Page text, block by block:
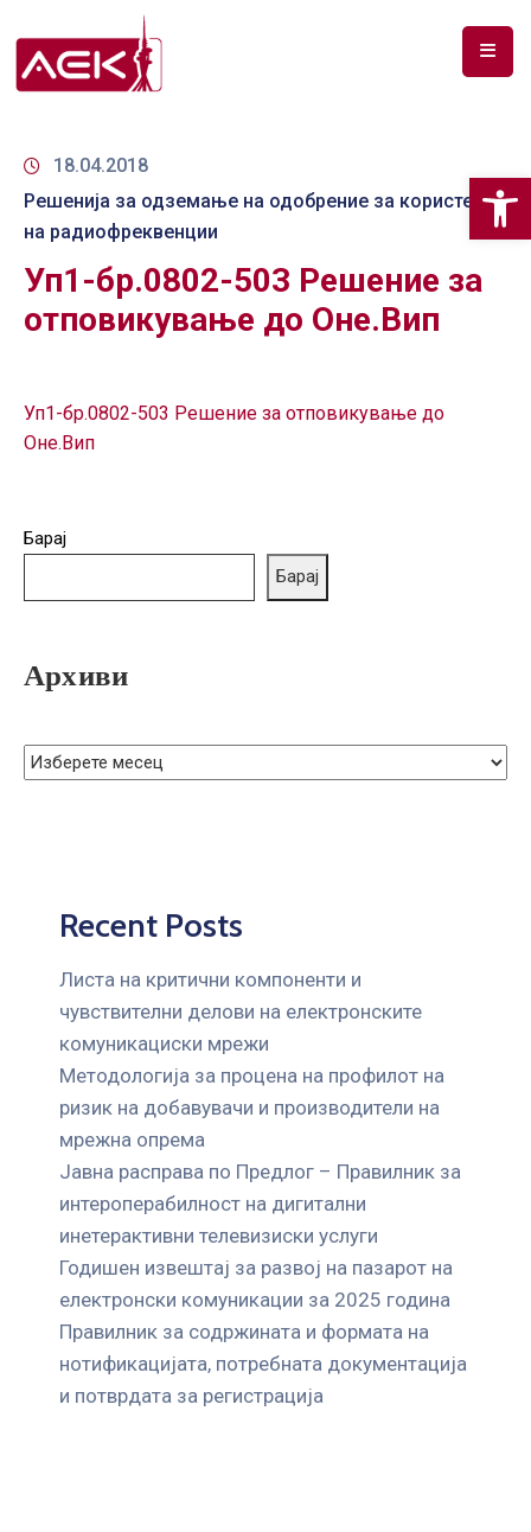
ЗА
ДОКУМЕНТИ
РФ
СПЕКТАР
АНАЛИЗА
ГРИЖА
НАБАВКИ
18.04.2018
Решенија за одземање на одобрение за користење
на радиофреквенции
Уп1-бр.0802-503 Решение за
отповикување до Оне.Вип
Уп1-бр.0802-503 Решение за отповикување до
Оне.Вип
Барај
Барај
Архиви
Recent Posts
Листа на критични компоненти и
чувствителни делови на електронските
комуникациски мрежи
Mетодологија за процена на профилот на
ризик на добавувачи и производители на
мрежна опрема
Јавна расправа по Предлог – Правилник за
интероперабилност на дигитални
инетерактивни телевизиски услуги
Годишен извештај за развој на пазарот на
електронски комуникации за 2025 година
Правилник за содржината и формата на
нотификацијата, потребната документација
и потврдата за регистрација